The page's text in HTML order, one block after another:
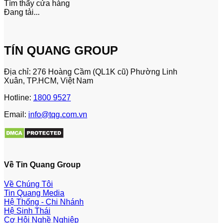
Tìm thấy cửa hàng
Đang tải...
TÍN QUANG GROUP
Địa chỉ: 276 Hoàng Cầm (QL1K cũ) Phường Linh
Xuân, TP.HCM, Việt Nam
Hotline: 1800 9527
Email: info@tqg.com.vn
Về Tin Quang Group
Về Chúng Tôi
Tin Quang Media
Hệ Thống - Chi Nhánh
Hệ Sinh Thái
Cơ Hội Nghề Nghiệp